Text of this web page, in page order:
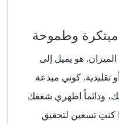
هو يميل إلى
تقليدية. كوني مبدعة
ودائماً اظهري شغفك
كنتِ تسعين لتحقيق